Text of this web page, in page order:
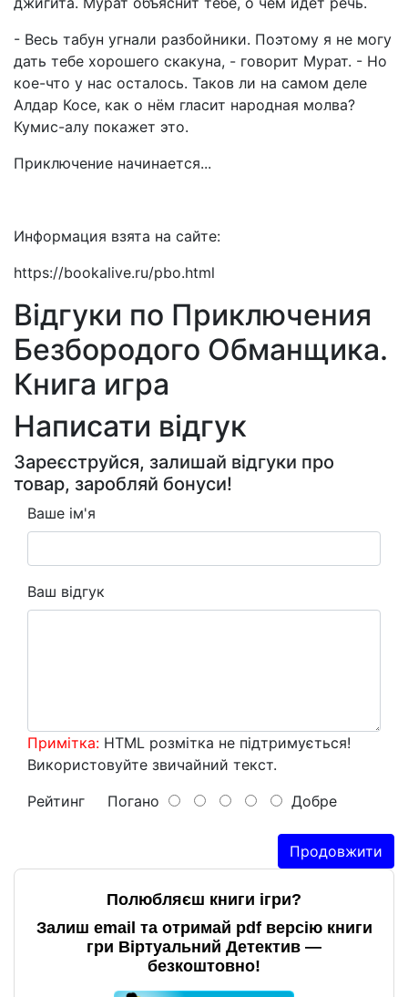
- Весь табун угнали разбойники. Поэтому я не могу
дать тебе хорошего скакуна, - говорит Мурат. - Но
кое-что у нас осталось. Таков ли на самом деле
Алдар Косе, как о нём гласит народная молва?
Кумис-алу покажет это.
Приключение начинается...
Информация взята на сайте:
https://bookalive.ru/pbo.html
Відгуки по Приключения
Безбородого Обманщика.
Книга игра
Написати відгук
Зареєструйся, залишай відгуки про
товар, заробляй бонуси!
Ваше ім'я
Ваш відгук
Примітка: HTML розмітка не підтримується!
Використовуйте звичайний текст.
Рейтинг Погано Добре
Продовжити
Полюбляєш книги ігри?
Залиш email та отримай pdf версію книги
гри Віртуальний Детектив —
безкоштовно!